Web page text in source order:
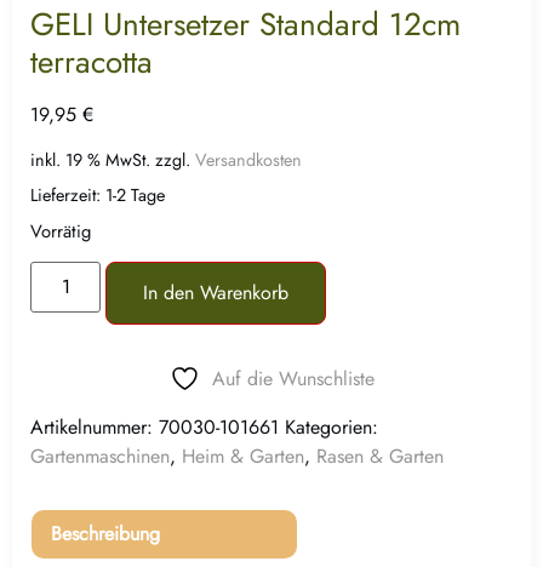
GELI Untersetzer Standard 12cm
terracotta
19,95 €
inkl. 19 % MwSt. zzgl. Versandkosten
Lieferzeit: 1-2 Tage
Vorrätig
In den Warenkorb
Auf die Wunschliste
Artikelnummer: 70030-101661 Kategorien:
Gartenmaschinen, Heim & Garten, Rasen & Garten
Beschreibung